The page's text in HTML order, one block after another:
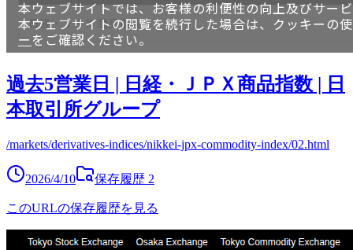
過去5営業日 | 日経・ＪＰＸ商品指数 | 日
本取引所グループ
/markets/derivatives-indices/nikkei-jpx-commodity-index/02.html
2026/4/10 保存履歴 2
このURLの保存履歴を見る